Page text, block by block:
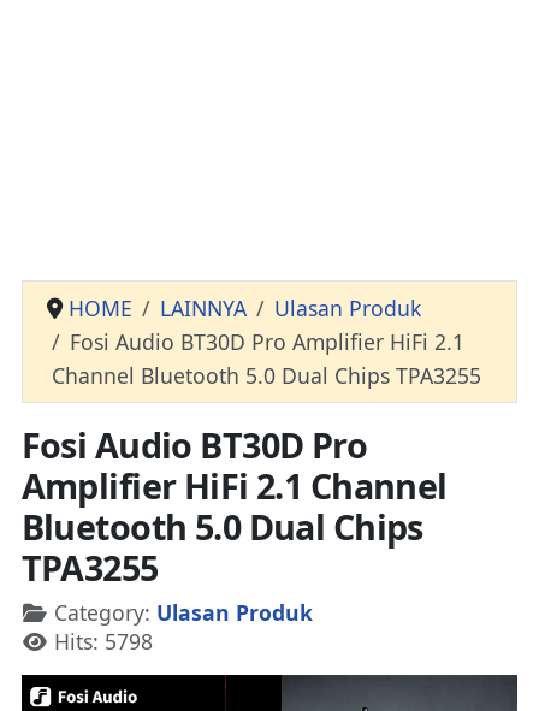
HOME LAINNYA
Ulasan Produk
Fosi Audio BT30D Pro Amplifier HiFi 2.1
Channel Bluetooth 5.0 Dual Chips TPA3255
Fosi Audio BT30D Pro
Amplifier HiFi 2.1 Channel
Bluetooth 5.0 Dual Chips
TPA3255
Details
Category: Ulasan Produk
Hits: 5798